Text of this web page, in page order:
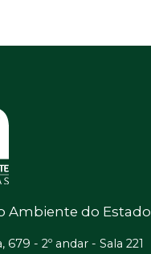
Ambiente do Estado
- 2º andar - Sala 221